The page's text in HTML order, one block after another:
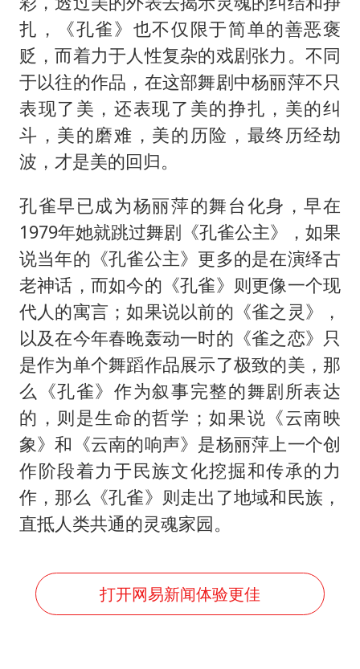
扎，《孔雀》也不仅限于简单的善恶褒
贬，而着力于人性复杂的戏剧张力。不同
于以往的作品，在这部舞剧中杨丽萍不只
表现了美，还表现了美的挣扎，美的纠
斗，美的磨难，美的历险，最终历经劫
波，才是美的回归。
孔雀早已成为杨丽萍的舞台化身，早在
1979年她就跳过舞剧《孔雀公主》，如果
说当年的《孔雀公主》更多的是在演绎古
老神话，而如今的《孔雀》则更像一个现
代人的寓言；如果说以前的《雀之灵》，
以及在今年春晚轰动一时的《雀之恋》只
是作为单个舞蹈作品展示了极致的美，那
么《孔雀》作为叙事完整的舞剧所表达
的，则是生命的哲学；如果说《云南映
象》和《云南的响声》是杨丽萍上一个创
作阶段着力于民族文化挖掘和传承的力
作，那么《孔雀》则走出了地域和民族，
直抵人类共通的灵魂家园。
打开网易新闻体验更佳